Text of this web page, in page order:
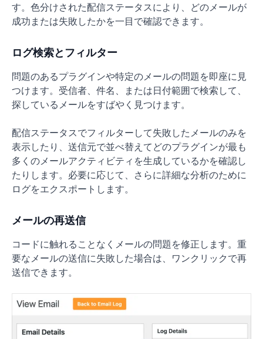
す。色分けされた配信ステータスにより、どのメールが
成功または失敗したかを一目で確認できます。
ログ検索とフィルター
問題のあるプラグインや特定のメールの問題を即座に見
つけます。受信者、件名、または日付範囲で検索して、
探しているメールをすばやく見つけます。
配信ステータスでフィルターして失敗したメールのみを
表示したり、送信元で並べ替えてどのプラグインが最も
多くのメールアクティビティを生成しているかを確認し
たりします。必要に応じて、さらに詳細な分析のために
ログをエクスポートします。
メールの再送信
コードに触れることなくメールの問題を修正します。重
要なメールの送信に失敗した場合は、ワンクリックで再
送信できます。